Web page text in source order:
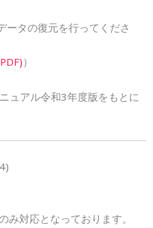
ータの復元を行ってくださ
）
ュアル令和3年度版をもとに
対応となっております。